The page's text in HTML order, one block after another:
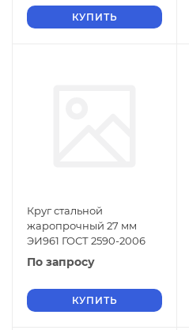
КУПИТЬ
Круг стальной
жаропрочный 27 мм
ЭИ961 ГОСТ 2590-2006
По запросу
КУПИТЬ